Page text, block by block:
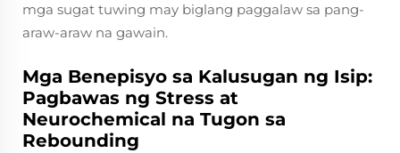
mga sugat tuwing may biglang paggalaw sa pang-
araw-araw na gawain.
Mga Benepisyo sa Kalusugan ng Isip:
Pagbawas ng Stress at
Neurochemical na Tugon sa
Rebounding